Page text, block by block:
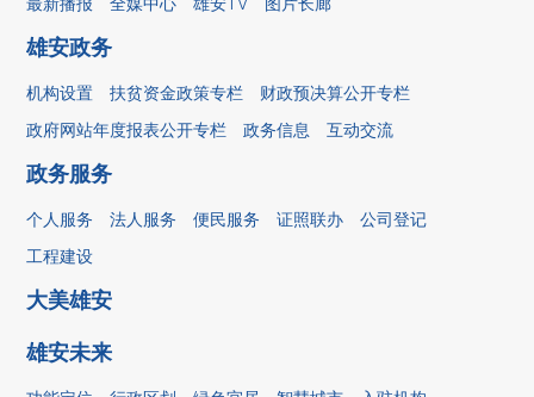
雄安政务
机构设置 扶贫资金政策专栏
财政预决算公开专栏
政府网站年度报表公开专栏
政务信息 互动交流
政务服务
个人服务 法人服务 便民服务 证照联办
公司登记
工程建设
大美雄安
雄安未来